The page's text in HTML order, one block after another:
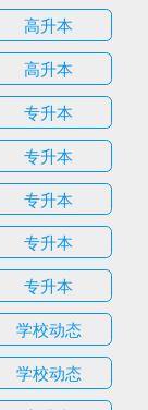
高升本
高升本
专升本
专升本
专升本
专升本
专升本
学校动态
学校动态